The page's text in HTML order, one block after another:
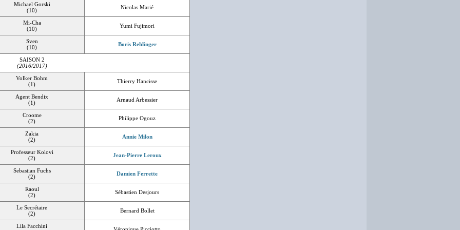
Michael Gorski
(10)
Nicolas Marié
Mi-Cha
(10)
Yumi Fujimori
Sven
(10)
Boris Rehlinger
SAISON 2
(2016/2017)
Volker Bohm
(1)
Thierry Hancisse
Agent Bendix
(1)
Arnaud Arbessier
Croome
(2)
Philippe Ogouz
Zakia
(2)
Annie Milon
Professeur Kolovi
(2)
Jean-Pierre Leroux
Sebastian Fuchs
(2)
Damien Ferrette
Raoul
(2)
Sébastien Desjours
Le Secrétaire
(2)
Bernard Bollet
Lila Facchini